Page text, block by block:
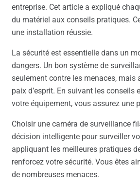
entreprise. Cet article a expliqué
du matériel aux conseils pratiques.
une installation réussie.
La sécurité est essentielle dans un
dangers. Un bon système de
seulement contre les menaces, mais
paix d’esprit. En suivant les conseils
votre équipement, vous assurez une
Choisir une caméra de surveillance
décision intelligente pour surveiller
appliquant les meilleures pratiques
renforcez votre sécurité. Vous êtes
de nombreuses menaces.